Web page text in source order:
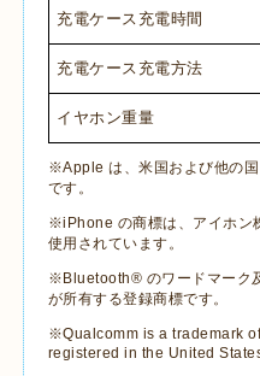
充電ケース充電時間
充電ケース充電方法
イヤホン重量
※Apple は、米国および他の
です。
※iPhone の商標は、アイホン
使用されています。
※Bluetooth® のワードマーク
が所有する登録商標です。
※Qualcomm is a trademark
registered in the United